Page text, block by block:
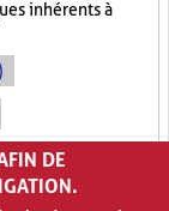
inhérents à
DE